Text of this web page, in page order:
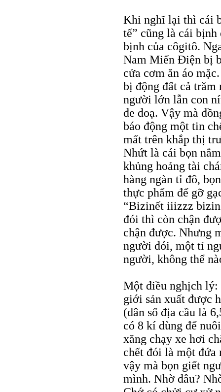
Khi nghĩ lại thì cái
tế” cũng là cái
bịnh của côgitô.
Nam Miến Điện bị
cửa cơm ăn áo
bị động đất cả trăm
người lớn lẫn con
đe doạ. Vậy mà
báo động một tin
mất trên khắp thị
Nhứt là cái bọn
khủng hoảng tài
hàng ngàn tỉ đô,
thực phẩm để gỡ
“Bizinết iiizzz
đói thì còn chận
chận được. Nhưng
người đói, một tỉ
người, không thể
Một điều nghịch lý:
giới sản xuất được
(dân số địa cầu là
có 8 kí dùng để
xăng chạy xe hơi
chết đói là một đứa
vậy mà bọn giết
mình. Nhờ đâu?